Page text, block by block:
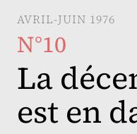
AVRIL-JUIN 1976
N°10
La
est en